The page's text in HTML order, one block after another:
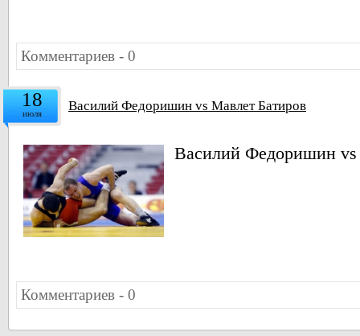
Комментариев - 0
18
июля Василий Федоришин vs Мавлет Батиров
Василий Федоришин vs
Комментариев - 0